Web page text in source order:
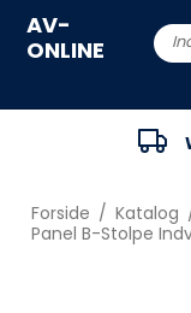
AV-
ONLINE
Forside / Katalog
Panel B-Stolpe